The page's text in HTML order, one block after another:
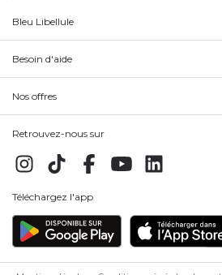
Bleu Libellule
Besoin d'aide
Nos offres
Retrouvez-nous sur
Téléchargez l'app